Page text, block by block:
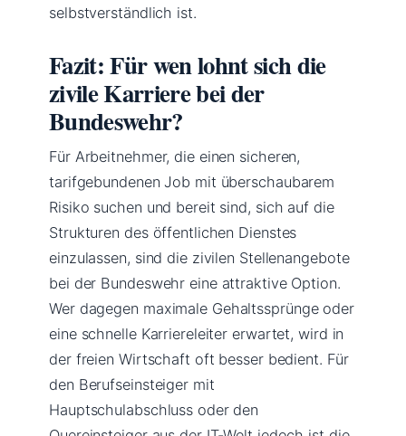
selbstverständlich ist.
Fazit: Für wen lohnt sich die
zivile Karriere bei der
Bundeswehr?
Für Arbeitnehmer, die einen sicheren,
tarifgebundenen Job mit überschaubarem
Risiko suchen und bereit sind, sich auf die
Strukturen des öffentlichen Dienstes
einzulassen, sind die zivilen Stellenangebote
bei der Bundeswehr eine attraktive Option.
Wer dagegen maximale Gehaltssprünge oder
eine schnelle Karriereleiter erwartet, wird in
der freien Wirtschaft oft besser bedient. Für
den Berufseinsteiger mit
Hauptschulabschluss oder den